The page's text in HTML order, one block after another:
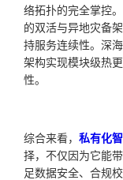
络拓扑的完全掌控
的双活与异地灾备
持服务连续性。深
架构实现模块级热
性。
综合来看， 私有化
择，不仅因为它能
足数据安全、合规